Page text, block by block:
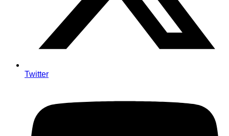
Twitter